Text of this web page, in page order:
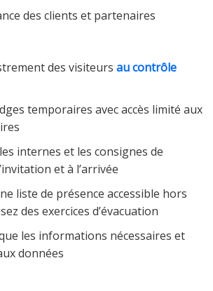
des clients et partenaires
des visiteurs au contrôle
temporaires avec accès limité aux
internes et les consignes de
et à l’arrivée
liste de présence accessible hors
des exercices d’évacuation
les informations nécessaires et
données